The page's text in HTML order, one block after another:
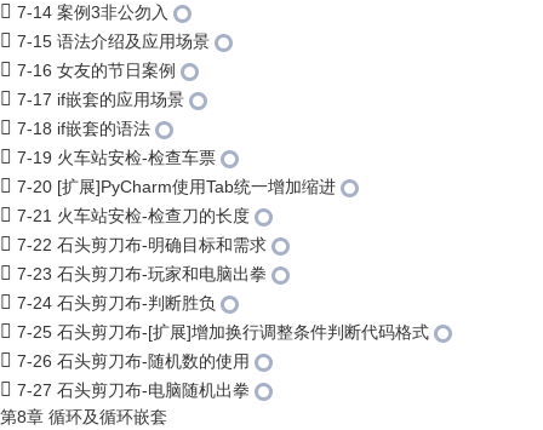
7-14 案例3非公勿入
7-15 语法介绍及应用场景
7-16 女友的节日案例
7-17 if嵌套的应用场景
7-18 if嵌套的语法
7-19 火车站安检-检查车票
7-20 [扩展]PyCharm使用Tab统一增加缩进
7-21 火车站安检-检查刀的长度
7-22 石头剪刀布-明确目标和需求
7-23 石头剪刀布-玩家和电脑出拳
7-24 石头剪刀布-判断胜负
7-25 石头剪刀布-[扩展]增加换行调整条件判断代码格式
7-26 石头剪刀布-随机数的使用
7-27 石头剪刀布-电脑随机出拳
第8章 循环及循环嵌套